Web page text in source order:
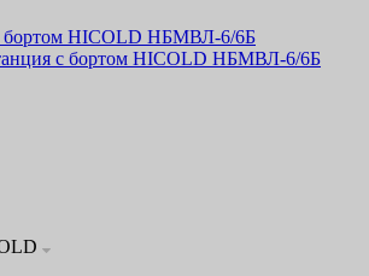
с бортом HICOLD НБМВЛ-6/6Б